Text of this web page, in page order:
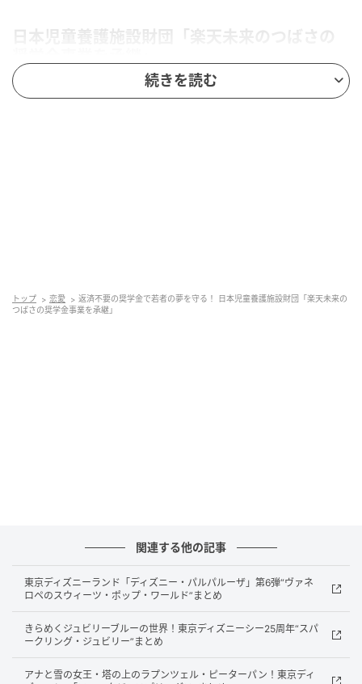
日本児童養護施設財団「楽天未来のつばさの
吸収法人：公益財団法人 楽天未来のつばさ（理事
長：青木 晴樹）
支援対象：児童福祉施設（児童養護施設出身）の若
者
奨学金種別：返済不要
財源：企業・個人からの寄付
続きを読む
トップ 恋愛
返済不要の奨学金で若者の夢を守る！ 日本児童養護施設財団「楽天未来の
つばさの奨学金事業を承継」
関連する他の記事
東京ディズニーランド「ディズニー・パルパルーザ」第6弾“ヴァネ
ロペのスウィーツ・ポップ・ワールド”まとめ
きらめくジュビリーブルーの世界！東京ディズニーシー25周年“スパ
ークリング・ジュビリー”まとめ
アナと雪の女王・塔の上のラプンツェル・ピーターパン！東京ディ